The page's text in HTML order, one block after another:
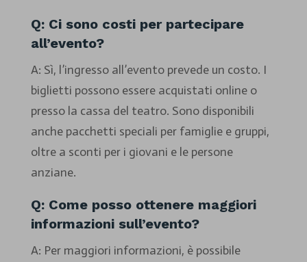
Q: Ci sono costi per partecipare
all’evento?
A: Sì, l’ingresso all’evento prevede un costo. I
biglietti possono essere acquistati online o
presso la cassa del teatro. Sono disponibili
anche pacchetti speciali per famiglie e gruppi,
oltre a sconti per i giovani e le persone
anziane.
Q: Come posso ottenere maggiori
informazioni sull’evento?
A: Per maggiori informazioni, è possibile